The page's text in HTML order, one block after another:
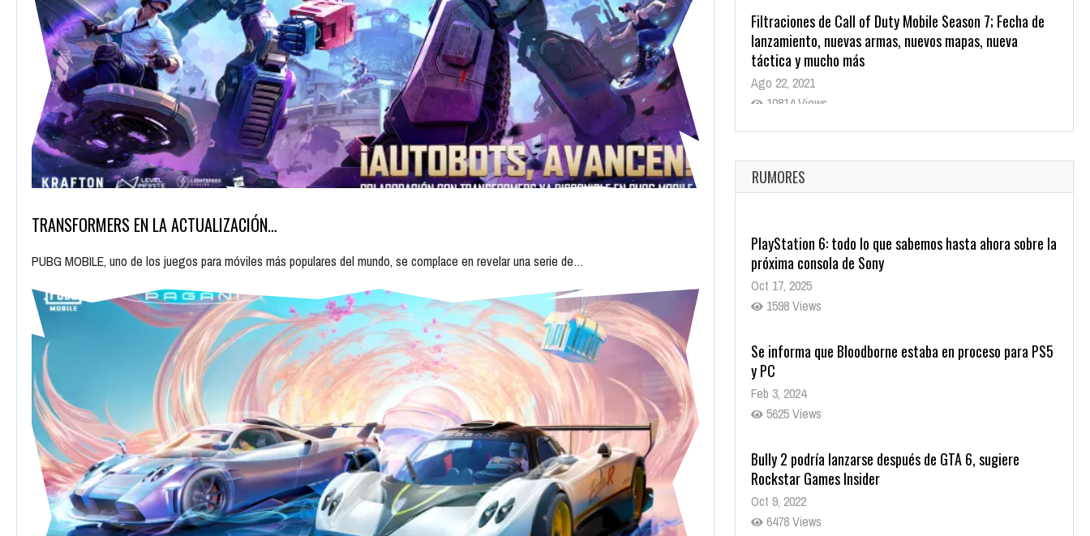
TRANSFORMERS EN LA ACTUALIZACIÓN…
PUBG MOBILE, uno de los juegos para móviles más populares del mundo, se complace en revelar una serie de…
Filtraciones de Call of Duty Mobile Season 7; Fecha de
lanzamiento, nuevas armas, nuevos mapas, nueva
táctica y mucho más
Ago 22, 2021
10814 Views
La configuración de Call of Duty 2021 aparentemente
Ago 8, 2021
9998 Views
RUMORES
PlayStation 6: todo lo que sabemos hasta ahora sobre la
próxima consola de Sony
Oct 17, 2025
1598 Views
Se informa que Bloodborne estaba en proceso para PS5
y PC
Feb 3, 2024
5625 Views
Bully 2 podría lanzarse después de GTA 6, sugiere
Rockstar Games Insider
Oct 9, 2022
6478 Views